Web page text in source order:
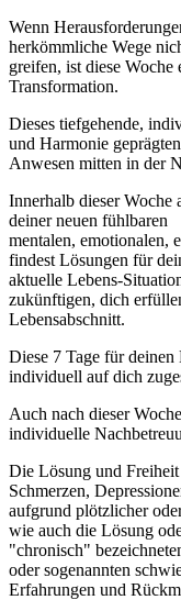
Wenn
herkömmliche Wege
greifen, ist diese
Transformation.
Dieses tiefgehende,
und Harmonie geprägten
Anwesen mitten in der
Innerhalb dieser Woche
deiner neuen fühlbaren
mentalen, emotionalen,
findest Lösungen für
aktuelle Lebens-
zukünftigen, dich
Lebensabschnitt.
Diese 7 Tage für
individuell auf dich
Auch nach dieser
individuelle
Die Lösung und
Schmerzen,
aufgrund plötzlicher
wie auch die Lösung
"chronisch"
oder sogenannten
Erfahrungen und